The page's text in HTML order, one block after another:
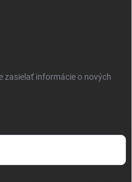
zasielať informácie o nových